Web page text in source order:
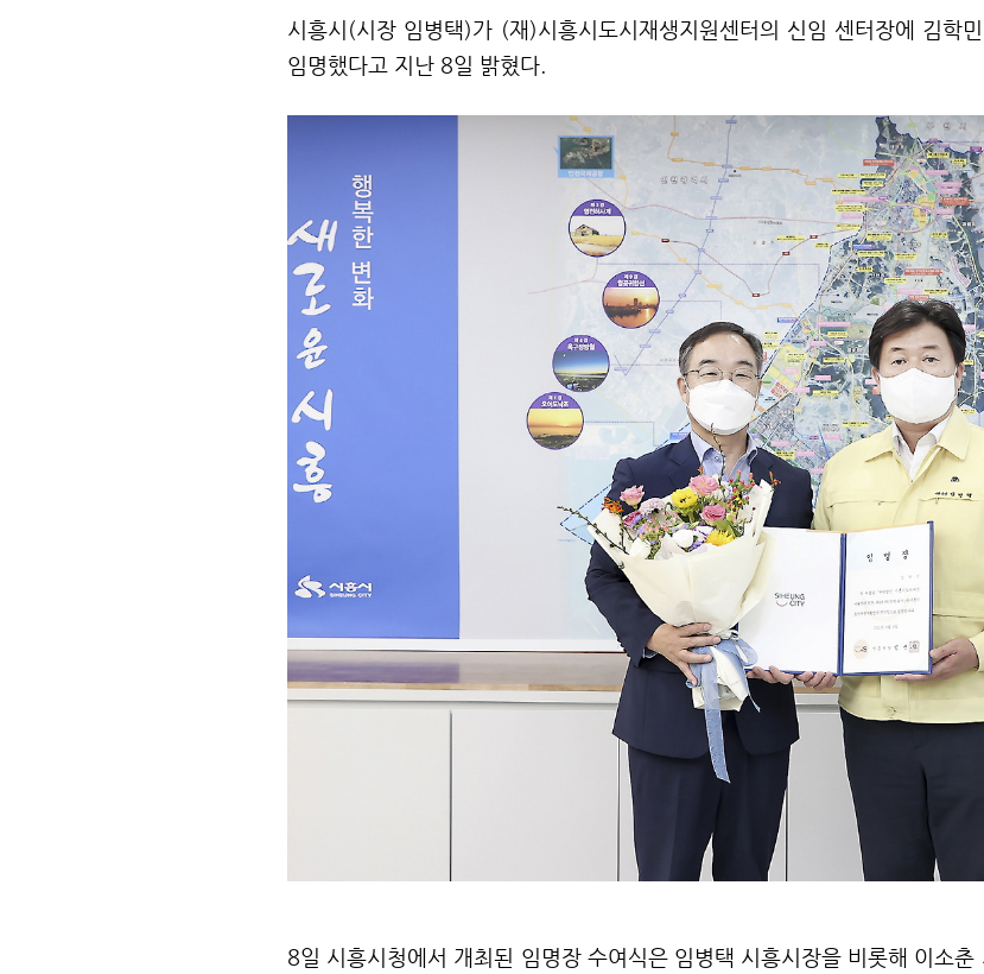
시흥시 (시장 임병택)가 (재 )시흥시도시재생지원센터의 신임 센터장에 김학
임명했다고 지난 8일 밝혔다.
8일 시흥시청에서 개최된 임명장 수여식은 임병택 시흥시장을 비롯해 이소춘